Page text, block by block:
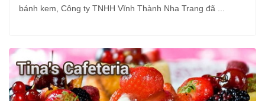
bánh kem, Công ty TNHH Vĩnh Thành Nha Trang đã ...